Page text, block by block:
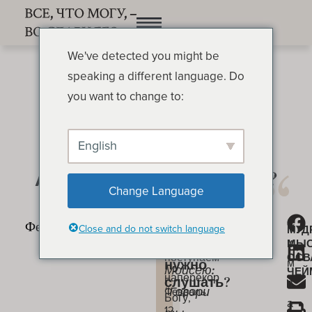
А разве нужно слушать?
ОСВАЛЬД ЧЕЙМБЕРС
А
нужно
слушать?
Февраль
«И
Моисею:
“Говори
не
поступаем
наперекор
Богу,
С
и
м
п
а
We've detected you might be
speaking a different language. Do
you want to change to:
English
Change Language
Close and do not switch language